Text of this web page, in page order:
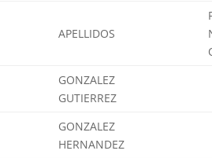
APELLIDOS
GONZALEZ
GUTIERREZ
GONZALEZ
HERNANDEZ